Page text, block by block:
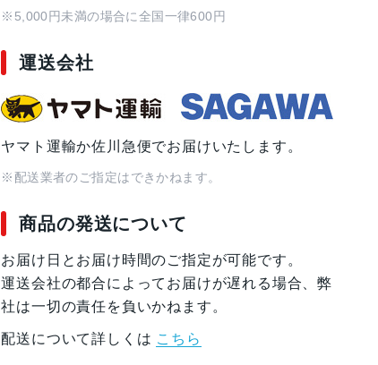
※5,000円未満の場合に全国一律600円
運送会社
ヤマト運輸か佐川急便でお届けいたします。
※配送業者のご指定はできかねます。
商品の発送について
お届け日とお届け時間のご指定が可能です。
運送会社の都合によってお届けが遅れる場合、弊
社は一切の責任を負いかねます。
配送について詳しくは こちら